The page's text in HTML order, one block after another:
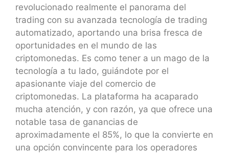
revolucionado realmente el panorama del
trading con su avanzada tecnología de trading
automatizado, aportando una brisa fresca de
oportunidades en el mundo de las
criptomonedas. Es como tener a un mago de la
tecnología a tu lado, guiándote por el
apasionante viaje del comercio de
criptomonedas. La plataforma ha acaparado
mucha atención, y con razón, ya que ofrece una
notable tasa de ganancias de
aproximadamente el 85%, lo que la convierte en
una opción convincente para los operadores